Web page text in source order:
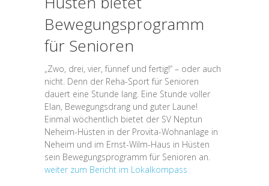
Bewegungsprogramm
für Senioren
„Zwo, drei, vier, fünnef und fertig!“ – oder auch
nicht. Denn der Reha-Sport für Senioren
dauert eine Stunde lang. Eine Stunde voller
Elan, Bewegungsdrang und guter Laune!
Einmal wöchentlich bietet der SV Neptun
Neheim-Hüsten in der Provita-Wohnanlage in
Neheim und im Ernst-Wilm-Haus in Hüsten
sein Bewegungsprogramm für Senioren an.
weiter zum Bericht im Lokalkompass